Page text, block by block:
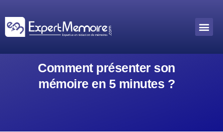
au
contenu
Comment présenter son
mémoire en 5 minutes ?